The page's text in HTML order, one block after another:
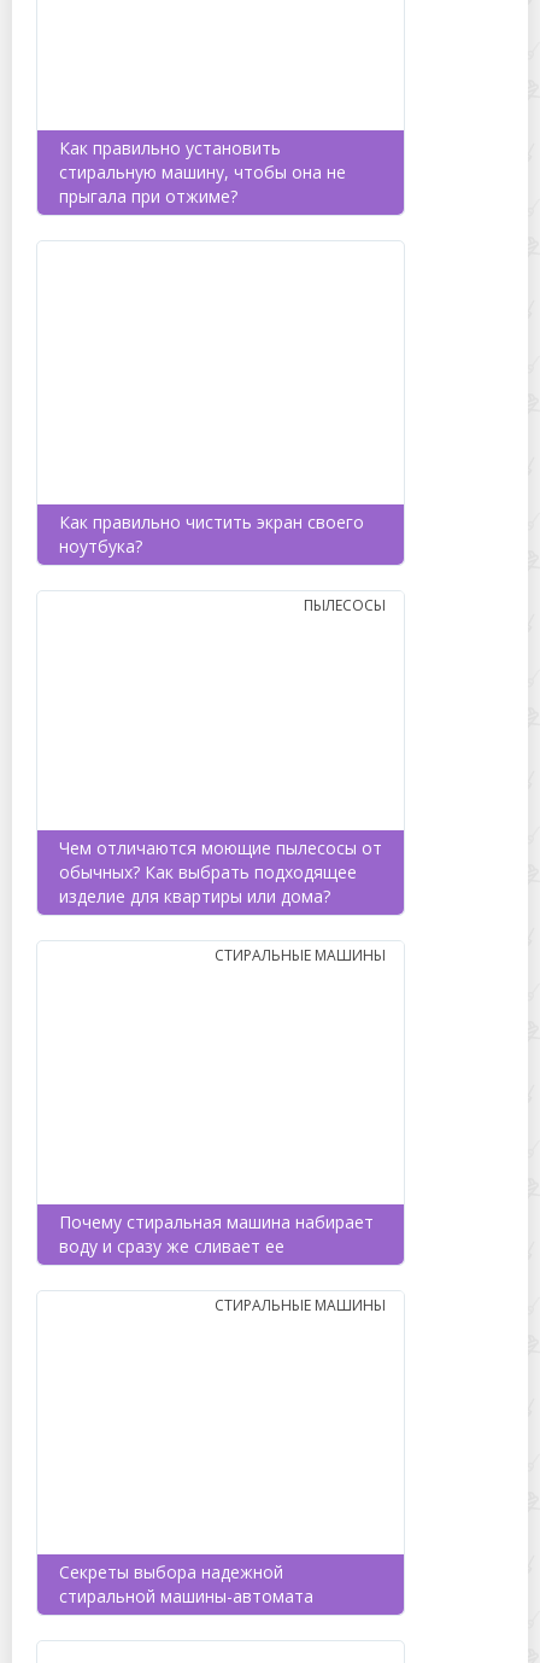
Как правильно установить
стиральную машину, чтобы она не
прыгала при отжиме?
Как правильно чистить экран своего
ноутбука?
Чем отличаются моющие пылесосы от
обычных? Как выбрать подходящее
изделие для квартиры или дома?
ПЫЛЕСОСЫ
Почему стиральная машина набирает
воду и сразу же сливает ее
СТИРАЛЬНЫЕ МАШИНЫ
Секреты выбора надежной
стиральной машины-автомата
СТИРАЛЬНЫЕ МАШИНЫ